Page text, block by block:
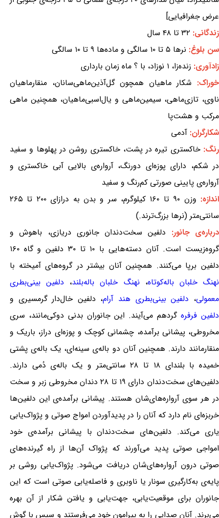
عرض جغرافیایی]
زندگانی: ۳۲ تا ۴۸ سال
سن بلوغ: نرها ۵ تا ۱۰ سالگی و ماده‌ها ۹ تا ۱۰ سالگی
زادآوری: زنده‌زا، ۱ نوزاد، با ؟ ماه زمان بارداری
خوراک: شکار ماهیان همچون گل‌آذین‌ماهی‌سانان، منقارماهیان
ناوی، تازی‌ماهی، سیمین‌ماهی و یال‌اسبی‌ماهیان، همچنین ماهی
مرکب و هشت‌پا
شکارگران: آدمی
رنگ:خاکستری تیره در پشت، خاکستری روشن در پهلوها و سفید
در شکم، دارای پوزه‌ای دورنگ، آرواره‌ی بالایی آبی خاکستری و
آرواره‌ی پایینی صورتی کم‌رنگ و سفید
اندازه:
وزن ۹۰ تا ۱۶۰ کیلوگرم، سر و بدن به درازای ۲۰۰ تا ۲۶۵
سانتی‌متر (نرها بزرگ‌ترند.)
درباره‌ی جانور: دلفین سخت‌دندان جانوری دریازی، باهوش و
گروه‌زیست است. آنان دسته‌هایی با ۱۰ تا ۳۰ دلفین و گاه ۱۶۰
دلفین برپا می‌کنند. همچنین آنان بیشتر در گروه‌های آمیخته با
نهنگ خلبان باله‌کوتاه، نهنگ خلبان باله‌بلند، دلفین بینی‌بطری
معمولی، دلفین بینی‌بطری هند آرام، دلفین خال‌دار گرمسیری و
دلفین فرفرهگردهم می‌آیند. این جانوران بدنی دوکی‌مانند، سری
مخروطی، پیشانی برآمده، چشمانی کوچک و پوزه‌ای دراز، باریک و
منقارمانند دارند. همچنین آنان دو باله‌ی سینه‌ای، یک باله‌ی پشتی
خمیده با بلندای ۱۸ تا ۲۸ سانتی‌متر و یک باله‌ی دُمی دارند.
دلفین‌های سخت‌دندان دارای ۱۹ تا ۲۸ دندان مخروطی زبر و سخت
در هر سوی آرواره‌های‌شان هستند. پیشانی برآمده‌ی این دلفین‌ها
خربزه‌ای نام دارد که آنان را در پدیدآوردن امواج صوتی و پژواک‌یابی
یاری می‌کند. دلفین‌های سخت‌دندان با پیشانی برآمده‌ی خود
امواجی صوتی پدید می‌آورند که پژواک آن‌ها از راه گیرنده‌های
صوتی درون آرواره‌های‌شان دریافت می‌شود. پژواک‌یابی روشی بر
پایه‌ی به‌کارگیری سونار یا ناوبری و فاصله‌یابی صوتی است که این
جانوران برای موقعیت‌یابی، جهت‌یابی و یافتن شکار از آن بهره
می‌برند. آنان صدایی را به پیرامون خود می‌فرستند و سپس با گوش